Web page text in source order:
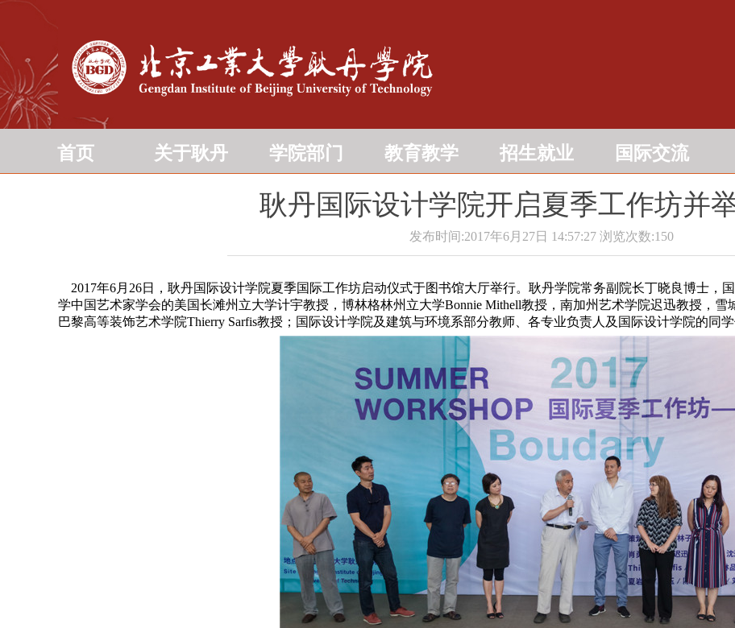
首页 关于耿丹 学院部门 教育教学 招生就业 国际交流
耿丹国际设计学院开启夏季工作坊并
发布时间:2017年6月27日 14:57:27 浏览次数:150
2017年6月26日，耿丹国际设计学院夏季国际工作坊启动仪式于图书馆大厅举行。耿丹学院常务副院长丁晓良博士，
学中国艺术家学会的美国长滩州立大学计宇教授，博林格林州立大学Bonnie Mithell教授，南加州艺术学院迟迅教授，
巴黎高等装饰艺术学院Thierry Sarfis教授；国际设计学院及建筑与环境系部分教师、各专业负责人及国际设计学院的同